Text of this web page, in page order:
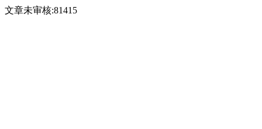
文章未审核:81415